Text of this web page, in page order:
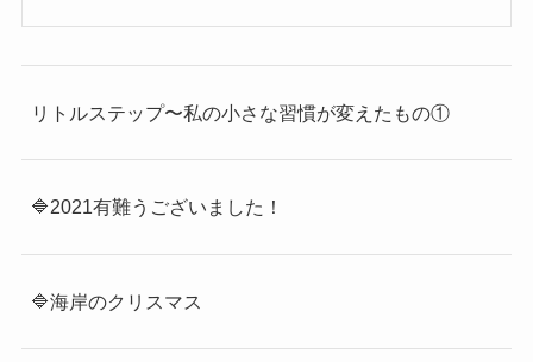
リトルステップ〜私の小さな習慣が変えたもの①
🔷2021有難うございました！
🔷海岸のクリスマス